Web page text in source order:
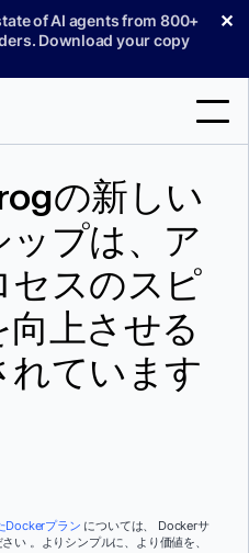
of AI agents from 800+
Download your copy
✕
の新しい
ップは、ア
セスのスピ
上させる
れています
Dockerプラン については、 Dockerサ
い 。よりシンプルに、より価値を、